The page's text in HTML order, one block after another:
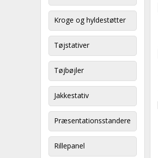
Kroge og hyldestøtter
Tøjstativer
Tøjbøjler
Jakkestativ
Præsentationsstandere
Rillepanel